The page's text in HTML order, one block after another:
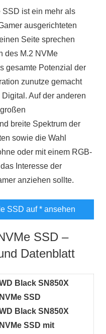
ist ein mehr als
ausgerichteten
Seite sprechen
des M.2 NVMe
gesamte Potenzial der
zunutze gemacht
Auf der anderen
breite Spektrum der
sowie die Wahl
oder mit einem RGB-
Interesse der
anziehen sollte.
SSD auf* ansehen
SSD –
Datenblatt
Black SN850X
NVMe SSD
Black SN850X
NVMe SSD mit